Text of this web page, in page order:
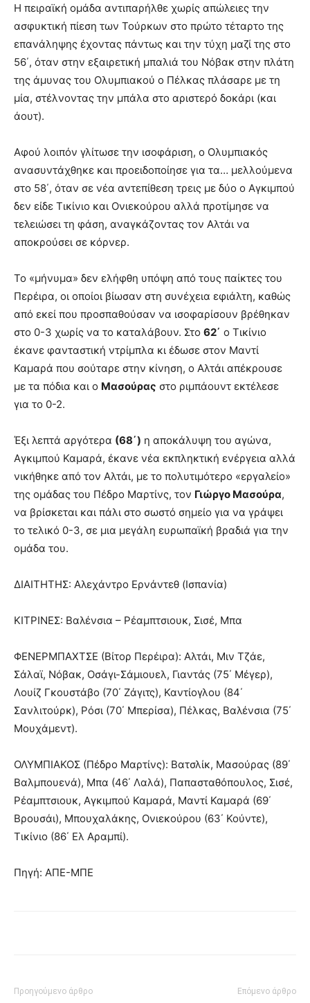
Η πειραϊκή ομάδα αντιπαρήλθε χωρίς απώλειες την
ασφυκτική πίεση των Τούρκων στο πρώτο τέταρτο της
επανάληψης έχοντας πάντως και την τύχη μαζί της στο
56΄, όταν στην εξαιρετική μπαλιά του Νόβακ στην πλάτη
της άμυνας του Ολυμπιακού ο Πέλκας πλάσαρε με τη
μία, στέλνοντας την μπάλα στο αριστερό δοκάρι (και
άουτ).
Αφού λοιπόν γλίτωσε την ισοφάριση, ο Ολυμπιακός
ανασυντάχθηκε και προειδοποίησε για τα… μελλούμενα
στο 58΄, όταν σε νέα αντεπίθεση τρεις με δύο ο Αγκιμπού
δεν είδε Τικίνιο και Ονιεκούρου αλλά προτίμησε να
τελειώσει τη φάση, αναγκάζοντας τον Αλτάι να
αποκρούσει σε κόρνερ.
Το «μήνυμα» δεν ελήφθη υπόψη από τους παίκτες του
Περέιρα, οι οποίοι βίωσαν στη συνέχεια εφιάλτη, καθώς
από εκεί που προσπαθούσαν να ισοφαρίσουν βρέθηκαν
στο 0-3 χωρίς να το καταλάβουν. Στο 62΄ ο Τικίνιο
έκανε φανταστική ντρίμπλα κι έδωσε στον Μαντί
Καμαρά που σούταρε στην κίνηση, ο Αλτάι απέκρουσε
με τα πόδια και ο Μασούρας στο ριμπάουντ εκτέλεσε
για το 0-2.
Έξι λεπτά αργότερα (68΄) η αποκάλυψη του αγώνα,
Αγκιμπού Καμαρά, έκανε νέα εκπληκτική ενέργεια αλλά
νικήθηκε από τον Αλτάι, με το πολυτιμότερο «εργαλείο»
της ομάδας του Πέδρο Μαρτίνς, τον Γιώργο Μασούρα,
να βρίσκεται και πάλι στο σωστό σημείο για να γράψει
το τελικό 0-3, σε μια μεγάλη ευρωπαϊκή βραδιά για την
ομάδα του.
ΔΙΑΙΤΗΤΗΣ: Αλεχάντρο Ερνάντεθ (Ισπανία)
ΚΙΤΡΙΝΕΣ: Βαλένσια – Ρέαμπτσιουκ, Σισέ, Μπα
ΦΕΝΕΡΜΠΑΧΤΣΕ (Βίτορ Περέιρα): Αλτάι, Μιν Τζάε,
Σάλαϊ, Νόβακ, Οσάγι-Σάμιουελ, Γιαντάς (75΄ Μέγερ),
Λουίζ Γκουστάβο (70΄ Ζάγιτς), Καντίογλου (84΄
Σανλιτούρκ), Ρόσι (70΄ Μπερίσα), Πέλκας, Βαλένσια (75΄
Μουχάμεντ).
ΟΛΥΜΠΙΑΚΟΣ (Πέδρο Μαρτίνς): Βατσλίκ, Μασούρας (89΄
Βαλμπουενά), Μπα (46΄ Λαλά), Παπασταθόπουλος, Σισέ,
Ρέαμπτσιουκ, Αγκιμπού Καμαρά, Μαντί Καμαρά (69΄
Βρουσάι), Μπουχαλάκης, Ονιεκούρου (63΄ Κούντε),
Τικίνιο (86΄ Ελ Αραμπί).
Πηγή: ΑΠΕ-ΜΠΕ
Προηγούμενο άρθρο Επόμενο άρθρο